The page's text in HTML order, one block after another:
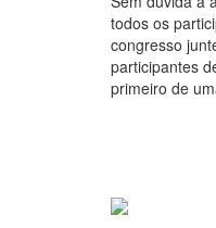
todos os
congresso
participantes
primeiro de